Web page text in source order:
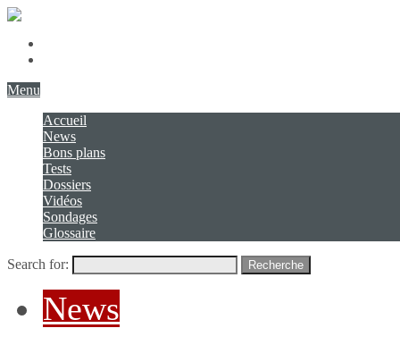
Menu
Accueil
News
Bons plans
Tests
Dossiers
Vidéos
Sondages
Glossaire
Search for: Recherche
News